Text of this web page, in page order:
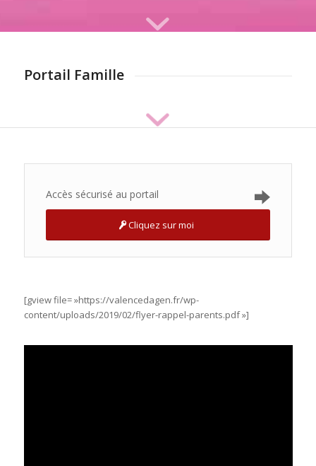
Portail Famille
Accès sécurisé au portail
Cliquez sur moi
[gview file= »https://valencedagen.fr/wp-
content/uploads/2019/02/flyer-rappel-parents.pdf »]